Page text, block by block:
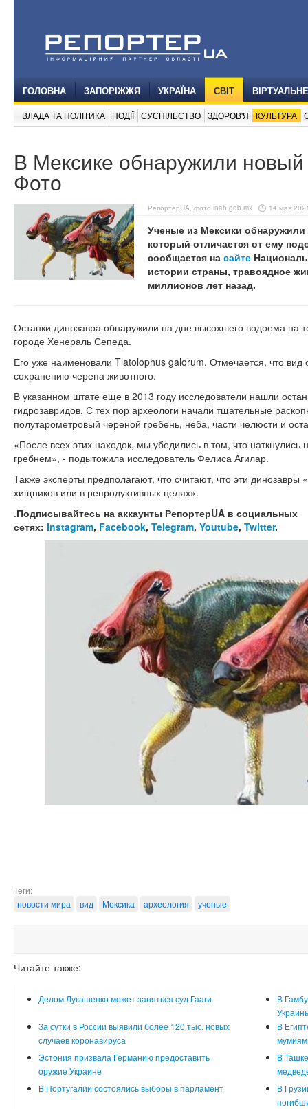
ГОЛОВНА ЗАПОРІЖЖЯ УКРАЇНА СВІТ
ВЛАДА ТА ПОЛІТИКА ПОДІЇ СУСПІЛЬСТВО ЗДОРОВ'Я КУЛЬТУРА
В Мексике обнаружили
Фото
РепортерUA, фото inah.gob.mx 14 мая
Ученые из Мексики
который отличается от ему
сообщается на сайте
истории страны, травоядное
миллионов лет назад.
Останки динозавра обнаружили на дне высохшего водоема на
городе Хенераль Сепеда.
Его уже наименовали Tlatolophus galorum. Отмечается, что
сохранению черепа животного.
В указанном штате еще в 2013 году исследователи нашли
гидрозавридов. С тех пор археологи начали тщательные
полутарометровый череной гребень, неба, части челюсти и
«После всех этих находок, мы убедились в том, что
гребнем», - подытожила исследователь Фелиса Агилар.
Также эксперты предполагают, что считают, что эти динозавры
хищников или в репродуктивных целях».
.Подписывайтесь на аккаунты РепортерUA в социальных
сетях: Instagram, Facebook, Telegram, Youtube, Twitter.
Теги:
новости мира
вид Мексика археология ученые
Читайте также:
Делом Лукашенко может заняться суд Гааги
В
За сутки в России выявили более 120 тыс. новых
случаев коронавируса
В
Эстония призвала Германию предоставить
оружие Украине
В
В Португалии состоялись выборы в парламент
В